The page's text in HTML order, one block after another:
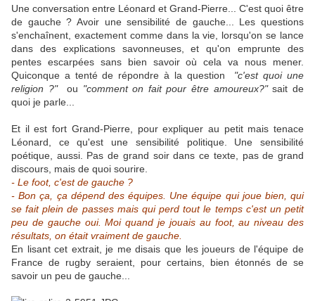
Une conversation entre Léonard et Grand-Pierre... C'est quoi être
de gauche ? Avoir une sensibilité de gauche... Les questions
s'enchaînent, exactement comme dans la vie, lorsqu'on se lance
dans des explications savonneuses, et qu'on emprunte des
pentes escarpées sans bien savoir où cela va nous mener.
Quiconque a tenté de répondre à la question "c'est quoi une
religion ?"
ou "comment on fait pour être amoureux?"sait de
quoi je parle...
Et il est fort Grand-Pierre, pour expliquer au petit mais tenace
Léonard, ce qu'est une sensibilité politique. Une sensibilité
poétique, aussi. Pas de grand soir dans ce texte, pas de grand
discours, mais de quoi sourire.
- Le foot, c'est de gauche ?
- Bon ça, ça dépend des équipes. Une équipe qui joue bien, qui
se fait plein de passes mais qui perd tout le temps c'est un petit
peu de gauche oui. Moi quand je jouais au foot, au niveau des
résultats, on était vraiment de gauche.
En lisant cet extrait, je me disais que les joueurs de l'équipe de
France de rugby seraient, pour certains, bien étonnés de se
savoir un peu de gauche...